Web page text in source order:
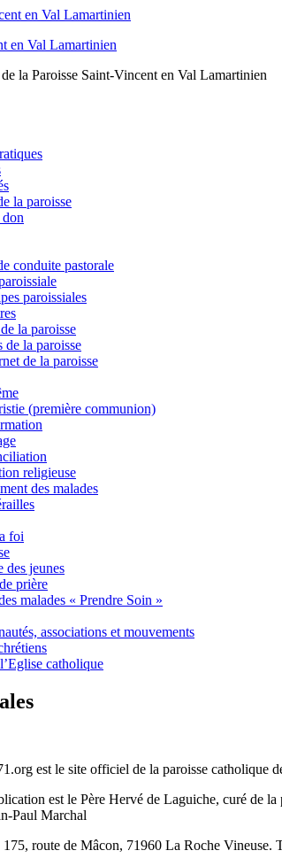
en Val Lamartinien
la Paroisse Saint-Vincent en Val Lamartinien
la paroisse
conduite pastorale
paroissiales
la paroisse
de la paroisse
de la paroisse
(première communion)
religieuse
des malades
foi
des jeunes
prière
malades « Prendre Soin »
associations et mouvements
catholique
est le site officiel de la paroisse catholique
est le Père Hervé de Laguiche, curé de la
Paul Marchal
175, route de Mâcon, 71960 La Roche Vineuse.